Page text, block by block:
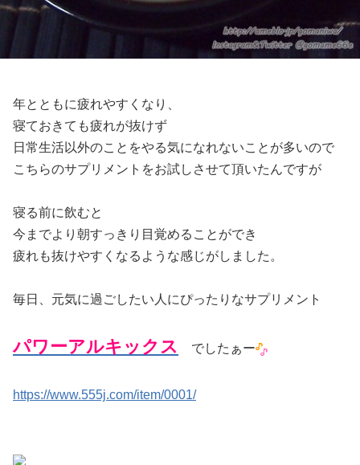
年とともに疲れやすくなり、
寝ておきても疲れが抜けず
日常生活以外のことをやる気になれないことが多いので
こちらのサプリメントをお試しさせて頂いたんですが
寝る前に飲むと
今までより朝すっきり目覚めることができ
疲れも抜けやすくなるような感じがしました。
毎日、元気に過ごしたい人にぴったりなサプリメント
パワーアルキックス でしたぁー
https://www.555j.com/item/0001/